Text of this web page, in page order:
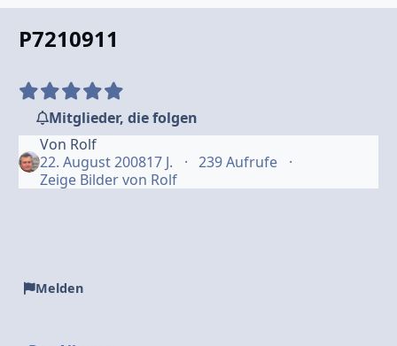
P7210911
Mitglieder, die folgen
Von Rolf
22. August 200817 J.
239 Aufrufe
Zeige Bilder von Rolf
Melden